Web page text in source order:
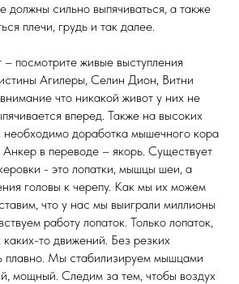
должны сильно выпячиваться, а также
плечи, грудь и так далее.
посмотрите живые выступления
Агилеры, Селин Дион, Витни
что никакой живот у них не
вперед. Также на высоких
доработка мышечного кора
Анкер в переводе – якорь. Существует
- это лопатки, мышцы шеи, а
головы к черепу. Как мы их можем
что у нас мы выиграли миллионы
работу лопаток. Только лопаток,
то движений. Без резких
плавно. Мы стабилизируем мышцами
мощный. Следим за тем, чтобы воздух